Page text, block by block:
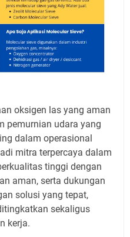
oksigen las yang aman
pemurnian udara yang
dalam operasional
mitra terpercaya dalam
tinggi dengan
aman, serta dukungan
solusi yang tepat,
sekaligus
kerja.